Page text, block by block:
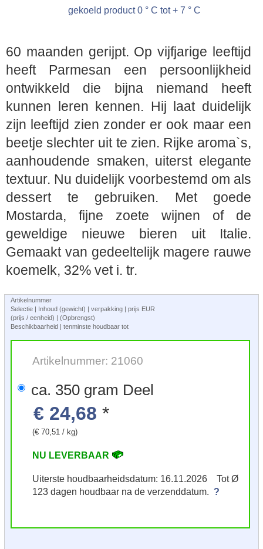
gekoeld product 0 ° C tot + 7 ° C
60 maanden gerijpt. Op vijfjarige leeftijd
heeft Parmesan een persoonlijkheid
ontwikkeld die bijna niemand heeft
kunnen leren kennen. Hij laat duidelijk
zijn leeftijd zien zonder er ook maar een
beetje slechter uit te zien. Rijke aroma`s,
aanhoudende smaken, uiterst elegante
textuur. Nu duidelijk voorbestemd om als
dessert te gebruiken. Met goede
Mostarda, fijne zoete wijnen of de
geweldige nieuwe bieren uit Italie.
Gemaakt van gedeeltelijk magere rauwe
koemelk, 32% vet i. tr.
Artikelnummer
Selectie | Inhoud (gewicht) | verpakking | prijs EUR
(prijs / eenheid) | (Opbrengst)
Beschikbaarheid | tenminste houdbaar tot
Artikelnummer: 21060
ca. 350 gram Deel
€ 24,68 *
(€ 70,51 / kg)
NU LEVERBAAR
Uiterste houdbaarheidsdatum: 16.11.2026 Tot Ø
123 dagen houdbaar na de verzenddatum. ?